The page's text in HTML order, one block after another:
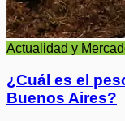
Actualidad y
¿Cuál es el
Buenos Aires?